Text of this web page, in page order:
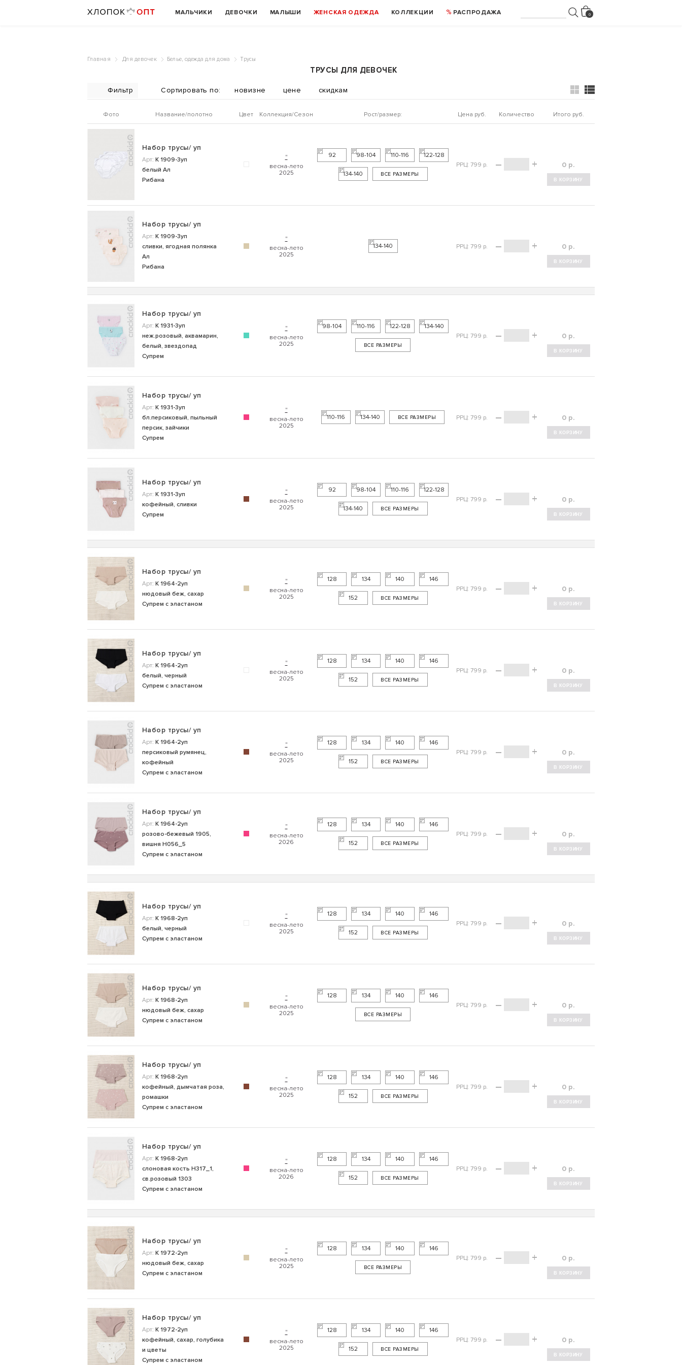
МАЛЬЧИКИ ДЕВОЧКИ МАЛЫШИ ЖЕНСКАЯ ОДЕЖДА КОЛЛЕКЦИИ РАСПРОДАЖА
Главная Для девочек Белье, одежда для дома Трусы
ТРУСЫ ДЛЯ ДЕВОЧЕК
Фильтр новизне цене скидкам
Фото Название/полотно Цвет Коллекция Рост/размер: Цена руб. Количество Итого руб.
Набор трусы/ уп
Арт: К 1909-3уп
белый Ал
Рибана
" 92 98-104 110-116 122-128
134-140 ВСЕ РАЗМЕРЫ
РРЦ: 799 р. – + р.
Набор трусы/ уп
Арт: К 1909-3уп
сливки, ягодная полянка
Ал
Рибана
"
134-140
РРЦ: 799 р. – + р.
Набор трусы/ уп
Арт: К 1931-3уп
неж.розовый, аквамарин,
белый, звездопад
Супрем
" 98-104 110-116 122-128 134-140
ВСЕ РАЗМЕРЫ
РРЦ: 799 р. – + р.
Набор трусы/ уп
Арт: К 1931-3уп
бл.персиковый, пыльный
персик, зайчики
Супрем
"
110-116
134-140 ВСЕ РАЗМЕРЫ РРЦ: 799 р. – + р.
Набор трусы/ уп
Арт: К 1931-3уп
кофейный, сливки
Супрем
" 92 98-104 110-116 122-128
134-140 ВСЕ РАЗМЕРЫ
РРЦ: 799 р. – + р.
Набор трусы/ уп
Арт: К 1964-2уп
нюдовый беж, сахар
Супрем с эластаном
" 128 134 140 146
152 ВСЕ РАЗМЕРЫ
РРЦ: 799 р. – + р.
Набор трусы/ уп
Арт: К 1964-2уп
белый, черный
Супрем с эластаном
" 128 134 140 146
152 ВСЕ РАЗМЕРЫ
РРЦ: 799 р. – + р.
Набор трусы/ уп
Арт: К 1964-2уп
персиковый румянец,
кофейный
Супрем с эластаном
" 128 134 140 146
152 ВСЕ РАЗМЕРЫ
РРЦ: 799 р. – + р.
Набор трусы/ уп
Арт: К 1964-2уп
розово-бежевый 1905,
вишня Н056_5
Супрем с эластаном
" 128 134 140 146
152 ВСЕ РАЗМЕРЫ
РРЦ: 799 р. – + р.
Набор трусы/ уп
Арт: К 1968-2уп
белый, черный
Супрем с эластаном
" 128 134 140 146
152 ВСЕ РАЗМЕРЫ
РРЦ: 799 р. – + р.
Набор трусы/ уп
Арт: К 1968-2уп
нюдовый беж, сахар
Супрем с эластаном
" 128 134 140 146
ВСЕ РАЗМЕРЫ
РРЦ: 799 р. – + р.
Набор трусы/ уп
Арт: К 1968-2уп
кофейный, дымчатая роза,
ромашки
Супрем с эластаном
" 128 134 140 146
152 ВСЕ РАЗМЕРЫ
РРЦ: 799 р. – + р.
Набор трусы/ уп
Арт: К 1968-2уп
слоновая кость Н317_1,
св.розовый 1303
Супрем с эластаном
" 128 134 140 146
152 ВСЕ РАЗМЕРЫ
РРЦ: 799 р. – + р.
Набор трусы/ уп
Арт: К 1972-2уп
нюдовый беж, сахар
Супрем с эластаном
" 128 134 140 146
ВСЕ РАЗМЕРЫ
РРЦ: 799 р. – + р.
Набор трусы/ уп
Арт: К 1972-2уп
кофейный, сахар, голубика
и цветы
Супрем с эластаном
" 128 134 140 146
152 ВСЕ РАЗМЕРЫ
РРЦ: 799 р. – + р.